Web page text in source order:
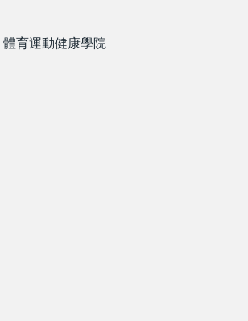
體育運動健康學院